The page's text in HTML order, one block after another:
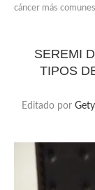
cáncer más
SEREMI
TIPOS
Editado por